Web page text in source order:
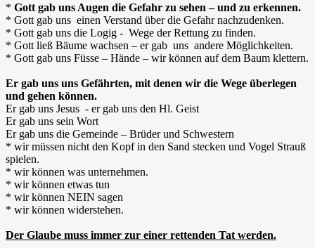
* Gott gab uns Augen die Gefahr zu sehen – und zu erkennen.
* Gott gab uns einen Verstand über die Gefahr nachzudenken.
* Gott gab uns die Logig - Wege der Rettung zu finden.
* Gott ließ Bäume wachsen – er gab uns andere Möglichkeiten.
* Gott gab uns Füsse – Hände – wir können auf dem Baum klettern.
Er gab uns uns Gefährten, mit denen wir die Wege überlegen
und gehen können.
Er gab uns Jesus - er gab uns den Hl. Geist
Er gab uns sein Wort
Er gab uns die Gemeinde – Brüder und Schwestern
* wir müssen nicht den Kopf in den Sand stecken und Vogel Strauß
spielen.
* wir können was unternehmen.
* wir können etwas tun
* wir können NEIN sagen
* wir können widerstehen.
Der Glaube muss immer zur einer rettenden Tat werden.